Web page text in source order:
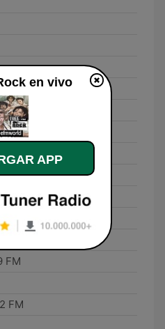
FM
FM
en vivo
APP